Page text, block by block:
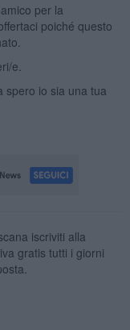
per la
poiché questo
e.
spero io sia una tua
iscriviti alla
gratis tutti i giorni